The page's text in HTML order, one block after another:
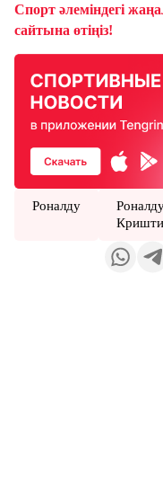
Спорт әлеміндегі
сайтына өтіңіз!
Роналду